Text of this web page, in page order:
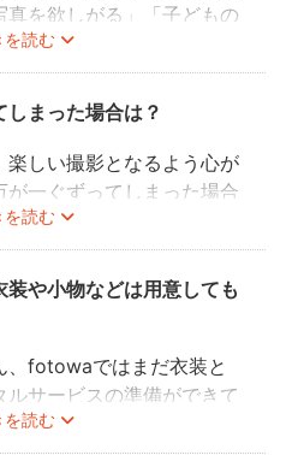
を読む
真を欲しがる」「子どもの
真を撮らないと！」はかな
でも説得できない場合は、
しそうにしているお子様
て、実際に撮れた写真をカ
って、ノリノリになって一
ことが多いです！
まった場合は？
を読む
楽しい撮影となるよう心が
が一ぐずってしまった場合
んで、好きなおやつを食べ
取り直します（当日にオス
また、お子様の泣き顔も、
出になりますので、そこも
ます！
装や小物などは用意しても
を読む
、fotowaではまだ衣装と
ルサービスの準備ができて
お客様ご自身にご用意をお